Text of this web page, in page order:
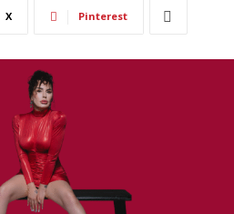
X Pinterest